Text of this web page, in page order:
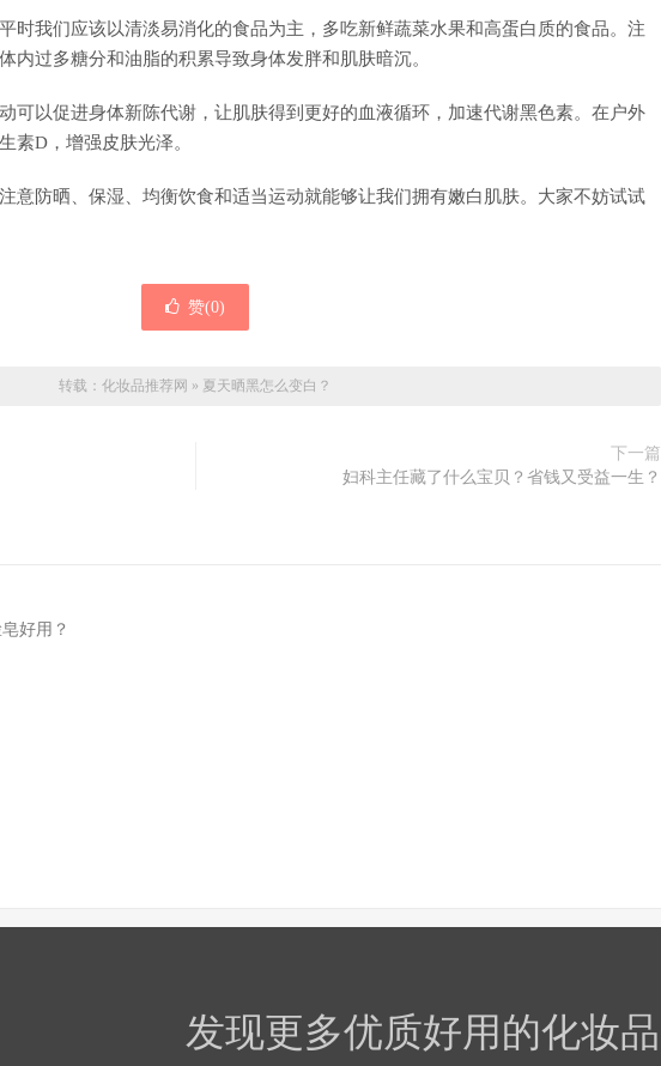
时我们应该以清淡易消化的食品为主，多吃新鲜蔬菜水果和高蛋白质的食品。注
内过多糖分和油脂的积累导致身体发胖和肌肤暗沉。
可以促进身体新陈代谢，让肌肤得到更好的血液循环，加速代谢黑色素。在户外
素D，增强皮肤光泽。
意防晒、保湿、均衡饮食和适当运动就能够让我们拥有嫩白肌肤。大家不妨试试
赞(0)
转载： 化妆品推荐网 » 夏天晒黑怎么变白？
下一篇
妇科主任藏了什么宝贝？省钱又受益一生？
好用？
发现更多优质好用的化妆品